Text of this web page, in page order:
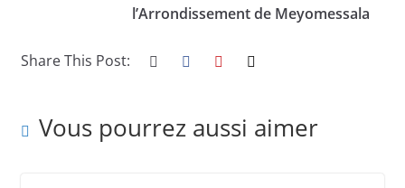
l’Arrondissement de Meyomessala
Share This Post:
Vous pourrez aussi aimer